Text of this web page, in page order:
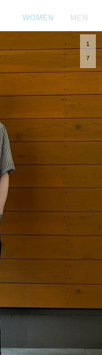
WOMEN MEN
1
7